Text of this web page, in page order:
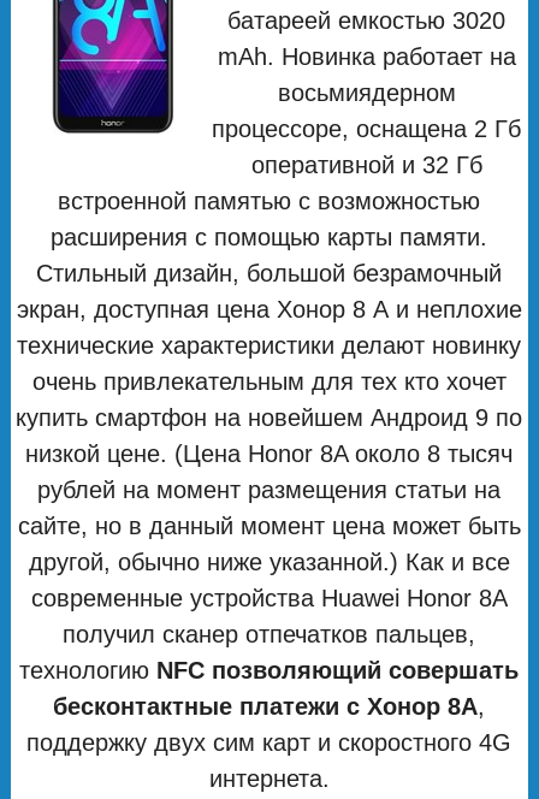
батареей емкостью 3020
mAh. Новинка работает на
восьмиядерном
процессоре, оснащена 2 Гб
оперативной и 32 Гб
встроенной памятью с возможностью
расширения с помощью карты памяти.
Стильный дизайн, большой безрамочный
экран, доступная цена Хонор 8 А и неплохие
технические характеристики делают новинку
очень привлекательным для тех кто хочет
купить смартфон на новейшем Андроид 9 по
низкой цене. (Цена Honor 8A около 8 тысяч
рублей на момент размещения статьи на
сайте, но в данный момент цена может быть
другой, обычно ниже указанной.) Как и все
современные устройства Huawei Honor 8A
получил сканер отпечатков пальцев,
технологию NFC позволяющий совершать
бесконтактные платежи с Хонор 8А,
поддержку двух сим карт и скоростного 4G
интернета.